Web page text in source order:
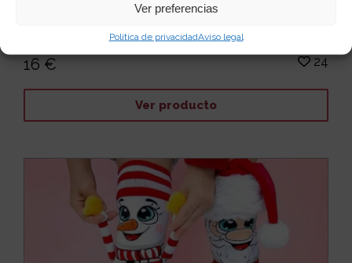
Ver preferencias
Política de privacidadAviso legal
intenta por todos los lados y de todos los modos p...
16 € 24
Ver producto